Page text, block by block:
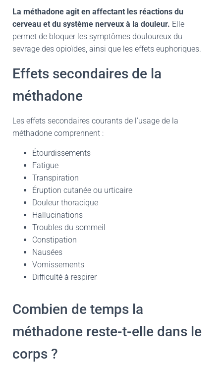
La méthadone agit en affectant les réactions du
cerveau et du système nerveux à la douleur. Elle
permet de bloquer les symptômes douloureux du
sevrage des opioïdes, ainsi que les effets euphoriques.
Effets secondaires de la
méthadone
Les effets secondaires courants de l’usage de la
méthadone comprennent :
Étourdissements
Fatigue
Transpiration
Éruption cutanée ou urticaire
Douleur thoracique
Hallucinations
Troubles du sommeil
Constipation
Nausées
Vomissements
Difficulté à respirer
Combien de temps la
méthadone reste-t-elle dans le
corps ?